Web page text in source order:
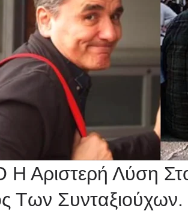
Αριστερή Λύση
Των Συνταξιούχων.